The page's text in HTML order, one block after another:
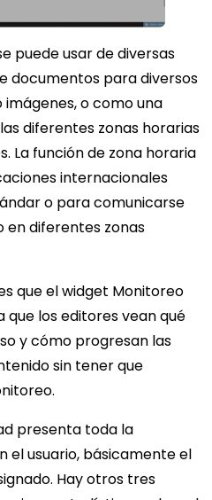
puede usar de diversas
documentos para diversos
o como una
diferentes zonas horarias
La función de zona horaria
internacionales
o para comunicarse
en diferentes zonas
que el widget Monitoreo
los editores vean qué
y cómo progresan las
sin tener que
presenta toda la
el usuario, básicamente el
Hay otros tres